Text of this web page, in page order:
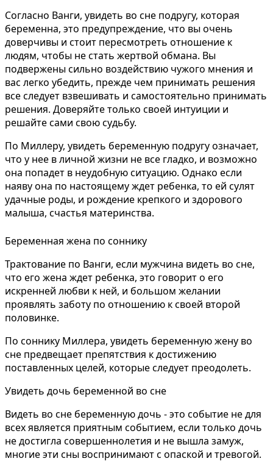
Согласно Ванги, увидеть во сне подругу, которая
беременна, это предупреждение, что вы очень
доверчивы и стоит пересмотреть отношение к
людям, чтобы не стать жертвой обмана. Вы
подвержены сильно воздействию чужого мнения и
вас легко убедить, прежде чем принимать решения
все следует взвешивать и самостоятельно принимать
решения. Доверяйте только своей интуиции и
решайте сами свою судьбу.
По Миллеру, увидеть беременную подругу означает,
что у нее в личной жизни не все гладко, и возможно
она попадет в неудобную ситуацию. Однако если
наяву она по настоящему ждет ребенка, то ей сулят
удачные роды, и рождение крепкого и здорового
малыша, счастья материнства.
Беременная жена по соннику
Трактование по Ванги, если мужчина видеть во сне,
что его жена ждет ребенка, это говорит о его
искренней любви к ней, и большом желании
проявлять заботу по отношению к своей второй
половинке.
По соннику Миллера, увидеть беременную жену во
сне предвещает препятствия к достижению
поставленных целей, которые следует преодолеть.
Увидеть дочь беременной во сне
Видеть во сне беременную дочь - это событие не для
всех является приятным событием, если только дочь
не достигла совершеннолетия и не вышла замуж,
многие эти сны воспринимают с опаской и тревогой.